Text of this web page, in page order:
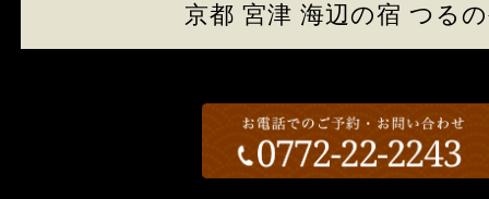
京都 宮津 海辺の宿 つる